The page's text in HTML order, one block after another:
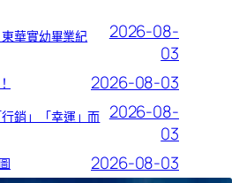
華實幼畢業紀
2026-08-
03
2026-08-03
銷」「幸運」而
2026-08-
03
2026-08-03